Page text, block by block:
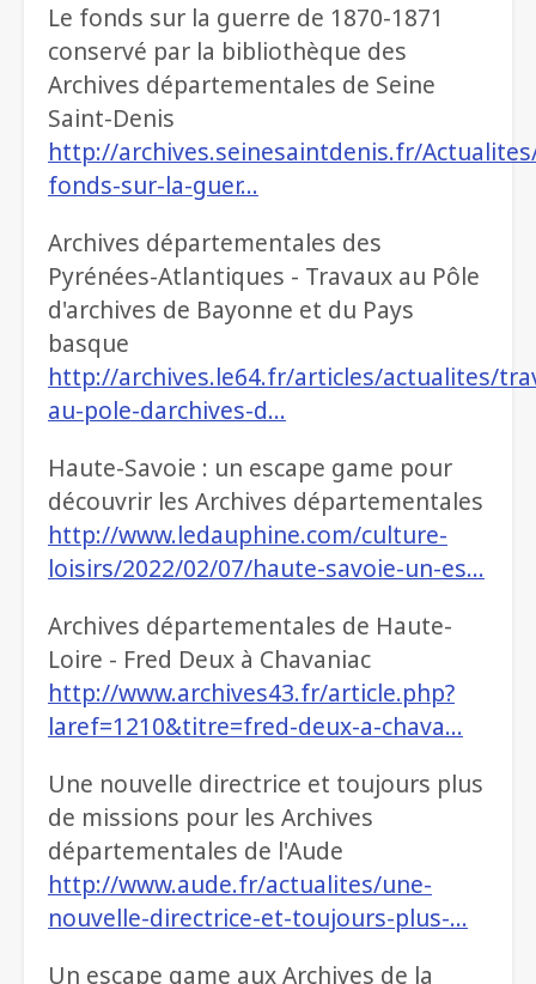
Le fonds sur la guerre de 1870-1871
conservé par la bibliothèque des
Archives départementales de Seine
Saint-Denis
http://archives.seinesaintdenis.fr/
fonds-sur-la-guer…
Archives départementales des
Pyrénées-Atlantiques - Travaux au Pôle
d'archives de Bayonne et du Pays
basque
http://archives.le64.fr/articles/actualites/
au-pole-darchives-d…
Haute-Savoie : un escape game pour
découvrir les Archives départementales
http://www.ledauphine.com/culture-
loisirs/2022/02/07/haute-savoie-un-es…
Archives départementales de Haute-
Loire - Fred Deux à Chavaniac
http://www.archives43.fr/article.php?
laref=1210&titre=fred-deux-a-chava…
Une nouvelle directrice et toujours plus
de missions pour les Archives
départementales de l'Aude
http://www.aude.fr/actualites/une-
nouvelle-directrice-et-toujours-plus-…
Un escape game aux Archives de la